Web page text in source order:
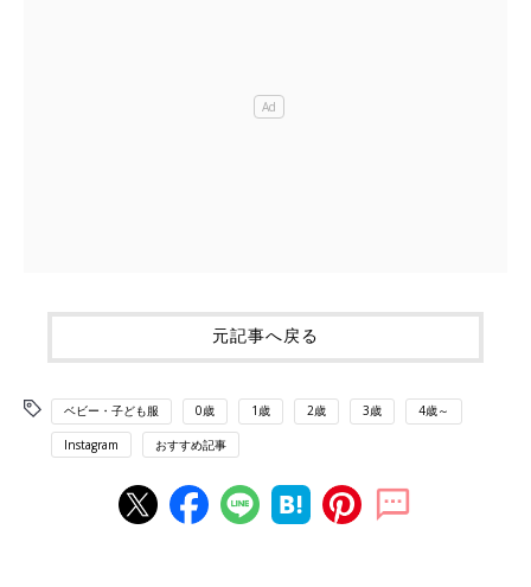
元記事へ戻る
ベビー・子ども服 0歳 1歳 2歳 3歳 4歳～
Instagram おすすめ記事